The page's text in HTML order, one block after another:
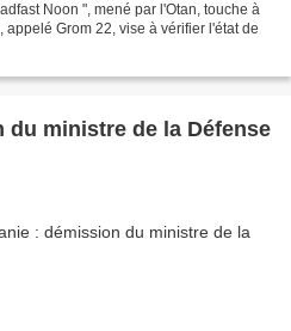
Noon ", mené par l'Otan, touche à
Grom 22, vise à vérifier l'état de
du ministre de la Défense